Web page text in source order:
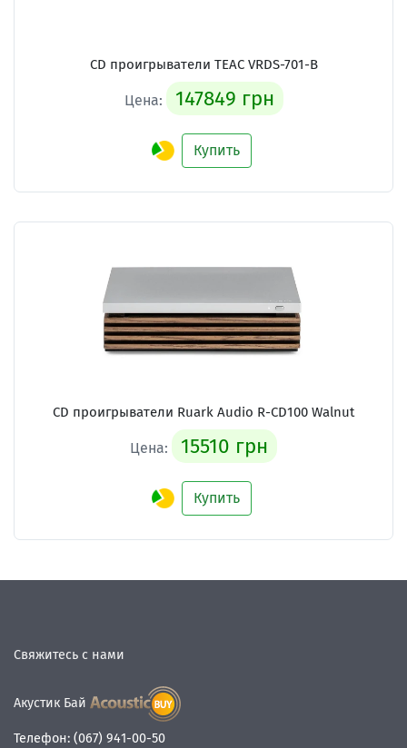
CD проигрыватели TEAC VRDS-701-B
Цена: 147849 грн
Купить
CD проигрыватели Ruark Audio R-CD100 Walnut
Цена: 15510 грн
Купить
Свяжитесь с нами
Акустик Бай
Телефон: (067) 941-00-50